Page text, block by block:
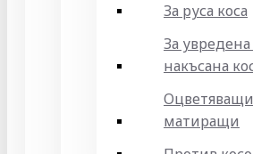
За руса коса
За увредена
накъсана
матиращи